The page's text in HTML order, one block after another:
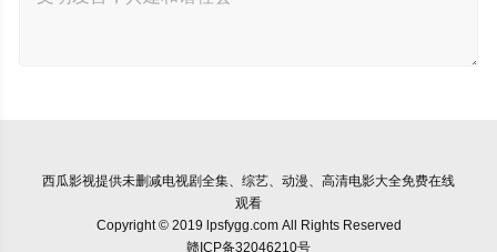
西瓜影视提供未删减电视剧全集、综艺、动漫、高清电影大全免费在线
观看
Copyright © 2019 lpsfygg.com All Rights Reserved
赣ICP备32046210号